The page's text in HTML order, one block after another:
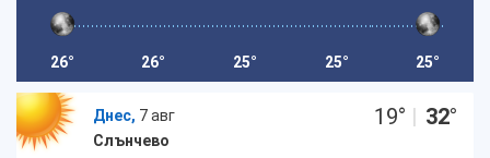
26° 26° 25° 25° 25°
Днес, 7 авг
Слънчево
19° | 32°